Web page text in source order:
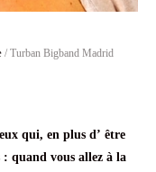
/ Turban Bigband Madrid
qui, en plus d’ être
quand vous allez à la